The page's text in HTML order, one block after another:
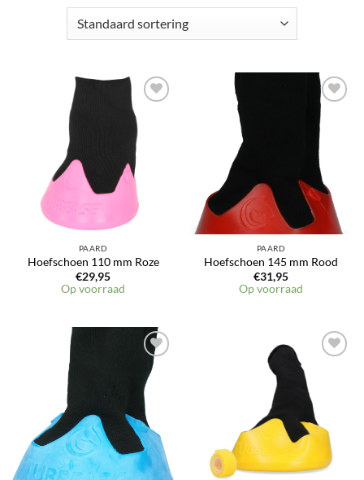
PAARD
Hoefschoen 110 mm Roze
€29,95
Op voorraad
PAARD
Hoefschoen 145 mm Rood
€31,95
Op voorraad